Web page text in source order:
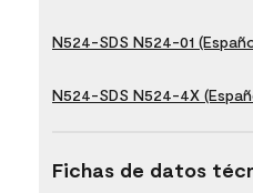
N524-SDS N524-01
N524-SDS N524-4X
Fichas de datos